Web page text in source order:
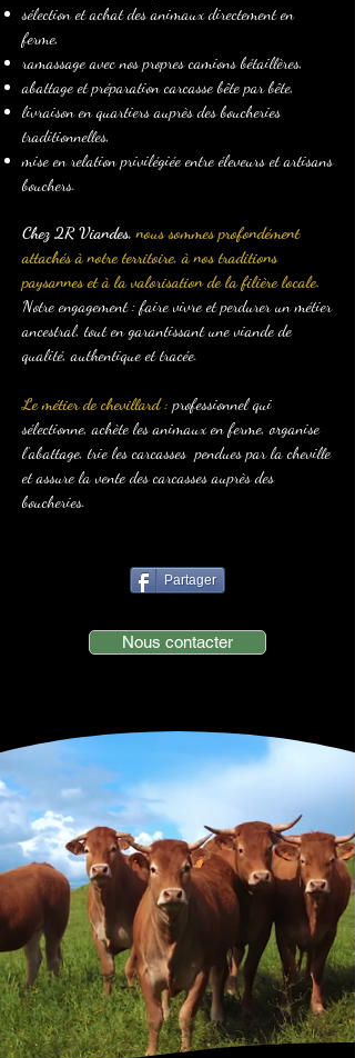
sélection et achat des animaux directement en
ferme,
ramassage avec nos propres camions bétaillères,
abattage et préparation carcasse bête par bête,
livraison en quartiers auprès des boucheries
traditionnelles,
mise en relation privilégiée entre éleveurs et artisans
bouchers.
Chez 2R Viandes,nous sommes profondément
attachés à notre territoire, à nos traditions
paysannes et à la valorisation de la filière locale.
Notre engagement : faire vivre et perdurer un métier
ancestral, tout en garantissant une viande de
qualité, authentique et tracée.
Le métier de chevillard : professionnel qui
sélectionne, achète les animaux en ferme, organise
l’abattage, trie les carcasses pendues par la cheville
et assure la vente des carcasses auprès des
boucheries.
Partager
Nous contacter